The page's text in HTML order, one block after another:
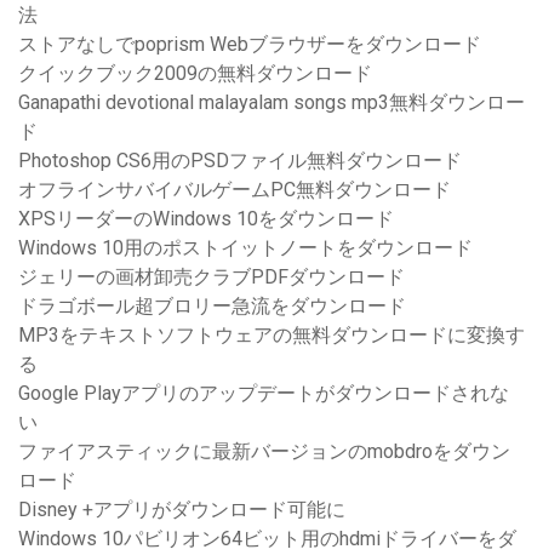
法
ストアなしでpoprism Webブラウザーをダウンロード
クイックブック2009の無料ダウンロード
Ganapathi devotional malayalam songs mp3無料ダウンロー
ド
Photoshop CS6用のPSDファイル無料ダウンロード
オフラインサバイバルゲームPC無料ダウンロード
XPSリーダーのWindows 10をダウンロード
Windows 10用のポストイットノートをダウンロード
ジェリーの画材卸売クラブPDFダウンロード
ドラゴボール超ブロリー急流をダウンロード
MP3をテキストソフトウェアの無料ダウンロードに変換す
る
Google Playアプリのアップデートがダウンロードされな
い
ファイアスティックに最新バージョンのmobdroをダウン
ロード
Disney +アプリがダウンロード可能に
Windows 10パビリオン64ビット用のhdmiドライバーをダ